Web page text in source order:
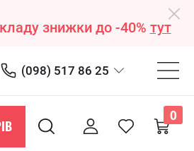
знижки до -40% тут
(098) 517 86 25
0